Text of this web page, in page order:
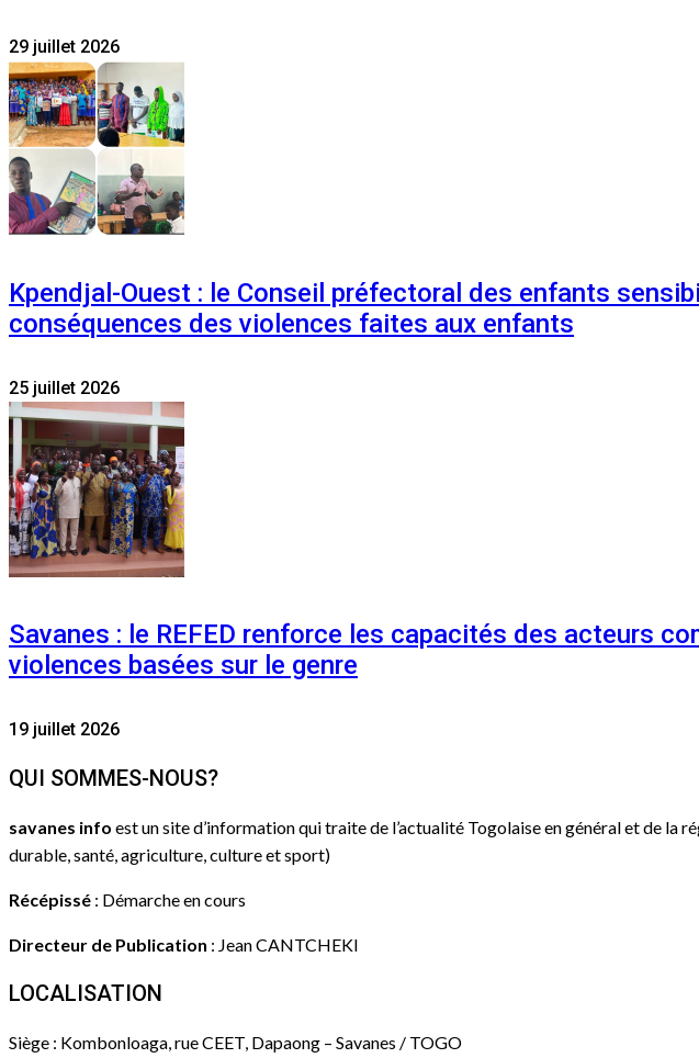
29 juillet 2026
Kpendjal-Ouest : le Conseil préfectoral des enfants
conséquences des violences faites aux enfants
25 juillet 2026
Savanes : le REFED renforce les capacités des acteurs
violences basées sur le genre
19 juillet 2026
QUI SOMMES-NOUS?
savanes info est un site d’information qui traite de l’actualité Togolaise en général et de
durable, santé, agriculture, culture et sport)
Récépissé : Démarche en cours
Directeur de Publication : Jean CANTCHEKI
LOCALISATION
Siège : Kombonloaga, rue CEET, Dapaong – Savanes / TOGO